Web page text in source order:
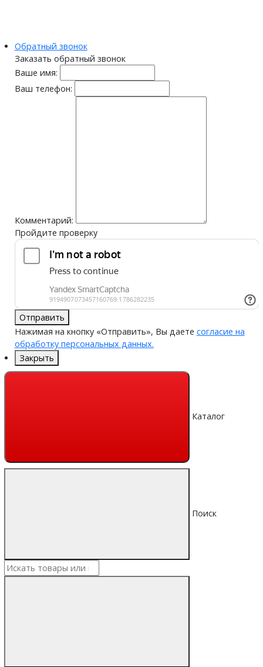
Обратный звонок
Заказать обратный звонок
Ваше имя:
Ваш телефон:
Комментарий:
Пройдите проверку
Отправить
Нажимая на кнопку «Отправить», Вы даете согласие на
обработку персональных данных.
Закрыть
Каталог
Поиск